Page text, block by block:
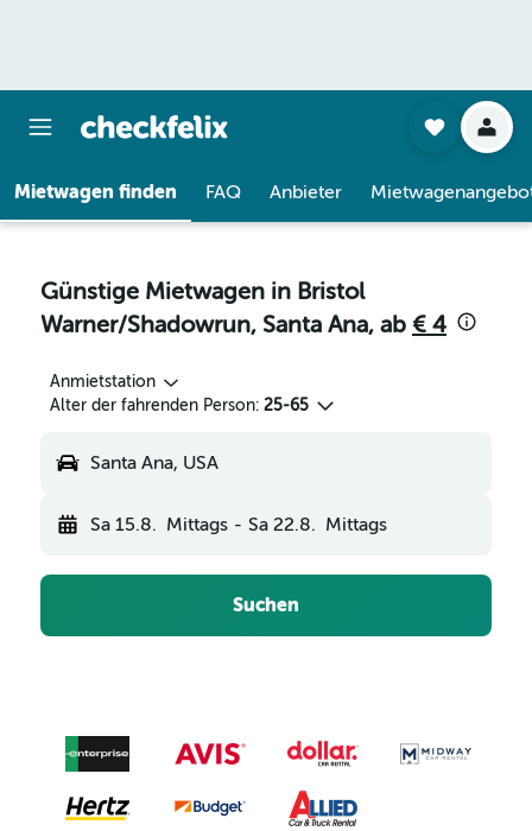
Mietwagen finden FAQ Anbieter
Günstige Mietwagen in Bristol
Warner/Shadowrun, Santa Ana, ab € 4
Anmietstation
Alter der fahrenden Person: 25-65
Santa Ana, USA
Sa 15.8. Mittags - Sa 22.8. Mittags
Suchen